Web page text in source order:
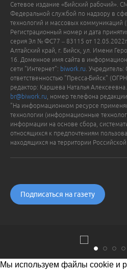
Сетевое издание «Бийский рабочий».
Федеральной службой по надзору в
технологий и массовых коммуникаций
Регистрационный номер и дата
серия Эл № ФС77 – 83115 от
Алтайский край, г. Бийск, ул. Имени
16. Доменное имя сайта в
сети "Интернет": biwork.ru .
ответственностью "Пресса-Бийск"
редактор: Каршева Наталья
br@biwork.ru , номер телефона
"На информационном ресурсе
технологии (информационные
информации на основе сбора,
относящихся к предпочтениям
находящихся на территории
Подписаться на газету
Мы используем файлы cookie и